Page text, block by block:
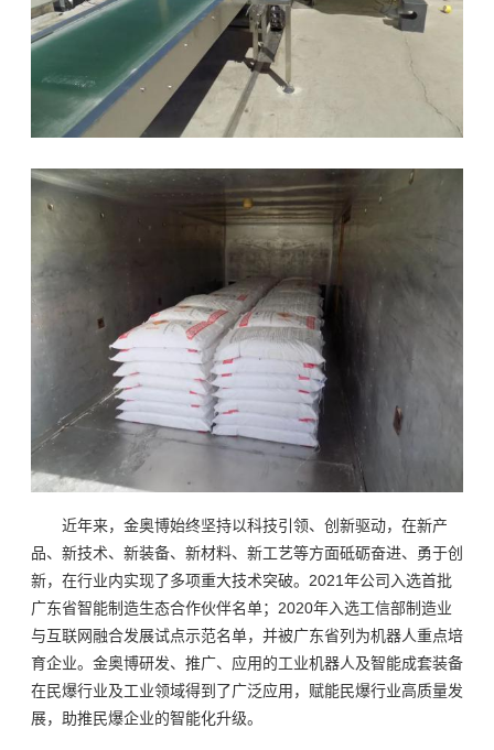
近年来，金奥博始终坚持以科技引领、创新驱动，在新产
品、新技术、新装备、新材料、新工艺等方面砥砺奋进、勇于创
新，在行业内实现了多项重大技术突破。2021年公司入选首批
广东省智能制造生态合作伙伴名单；2020年入选工信部制造业
与互联网融合发展试点示范名单，并被广东省列为机器人重点培
育企业。金奥博研发、推广、应用的工业机器人及智能成套装备
在民爆行业及工业领域得到了广泛应用，赋能民爆行业高质量发
展，助推民爆企业的智能化升级。